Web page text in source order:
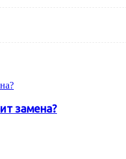
замена?